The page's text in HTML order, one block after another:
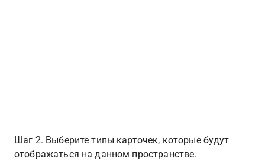
Шаг 2. Выберите типы карточек, которые будут
отображаться на данном пространстве.